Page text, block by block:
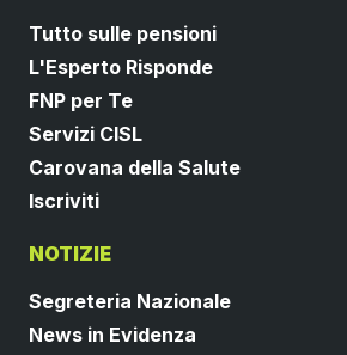
Tutto sulle pensioni
L'Esperto Risponde
FNP per Te
Servizi CISL
Carovana della Salute
Iscriviti
NOTIZIE
Segreteria Nazionale
News in Evidenza